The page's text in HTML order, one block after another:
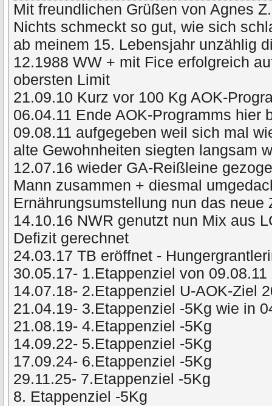
Mit freundlichen Grüßen von Agnes Z.
Nichts schmeckt so gut, wie sich
ab meinem 15. Lebensjahr unzählig
12.1988 WW + mit Fice erfolgreich
obersten Limit
21.09.10 Kurz vor 100 Kg AOK-
06.04.11 Ende AOK-Programms hier
09.08.11 aufgegeben weil sich mal
alte Gewohnheiten siegten langsam
12.07.16 wieder GA-Reißleine
Mann zusammen + diesmal
Ernährungsumstellung nun das neue
14.10.16 NWR genutzt nun Mix aus
Defizit gerechnet
24.03.17 TB eröffnet -
30.05.17- 1.Etappenziel von 09.08.11
14.07.18- 2.Etappenziel U-AOK-Ziel
21.04.19- 3.Etappenziel -5Kg wie in
21.08.19- 4.Etappenziel -5Kg
14.09.22- 5.Etappenziel -5Kg
17.09.24- 6.Etappenziel -5Kg
29.11.25- 7.Etappenziel -5Kg
8. Etappenziel -5Kg